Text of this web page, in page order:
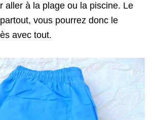
aller à la plage ou la piscine. Le
vous pourrez donc le
avec tout.